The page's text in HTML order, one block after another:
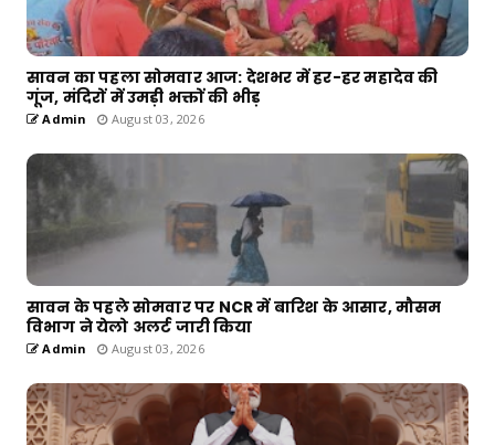
सावन का पहला सोमवार आज: देशभर में हर-हर महादेव की
गूंज, मंदिरों में उमड़ी भक्तों की भीड़
Admin August 03, 2026
सावन के पहले सोमवार पर NCR में बारिश के आसार, मौसम
विभाग ने येलो अलर्ट जारी किया
Admin August 03, 2026